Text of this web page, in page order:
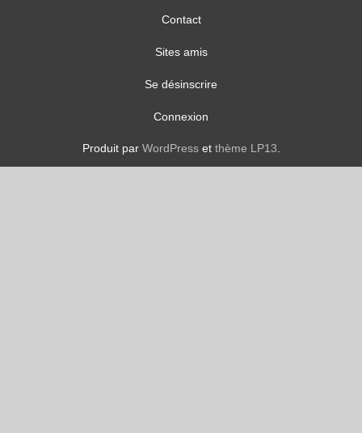
Contact
Sites amis
Se désinscrire
Connexion
Produit par WordPresset thème LP13